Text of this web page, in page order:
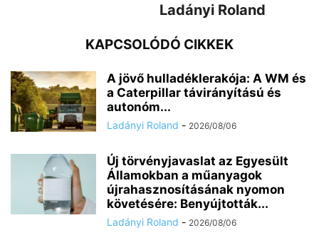
Ladányi Roland
KAPCSOLÓDÓ CIKKEK
A jövő hulladéklerakója: A WM és
a Caterpillar távirányítású és
autonóm...
Ladányi Roland - 2026/08/06
Új törvényjavaslat az Egyesült
Államokban a műanyagok
újrahasznosításának nyomon
követésére: Benyújtották...
Ladányi Roland - 2026/08/06